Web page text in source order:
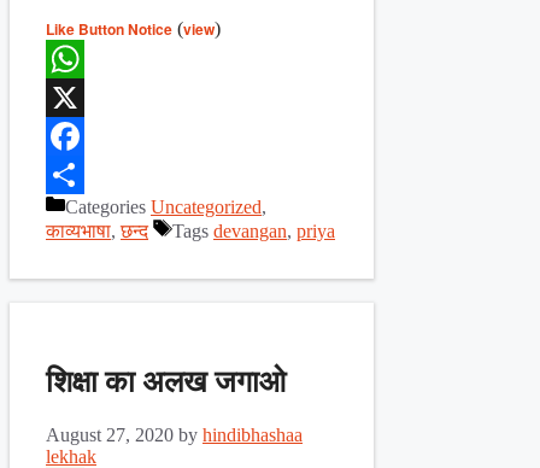
Like Button Notice (view)
WhatsApp
X
Facebook
ShareCategories Uncategorized,
काव्यभाषा,छन्द Tags devangan, priya
शिक्षा का अलख जगाओ
August 27, 2020 by hindibhashaa
lekhak